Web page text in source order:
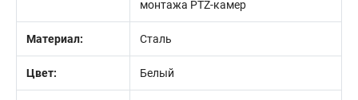
монтажа PTZ-камер
Материал: Сталь
Цвет: Белый